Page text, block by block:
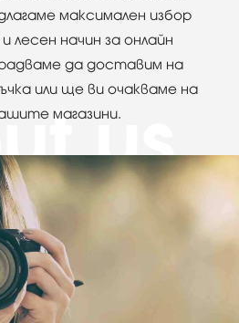
максимален избор
начин за онлайн
да доставим на
или ще ви очакваме на
магазини.